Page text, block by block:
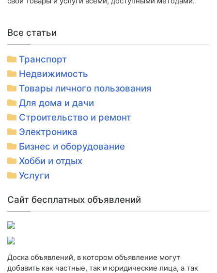
Все статьи
Транспорт
Недвижимость
Товары личного пользования
Для дома и дачи
Строительство и ремонт
Электроника
Бизнес и оборудование
Хобби и отдых
Услуги
Сайт бесплатных объявлений
Доска объявлений, в котором объявление могут
добавить как частные, так и юридические лица, а так